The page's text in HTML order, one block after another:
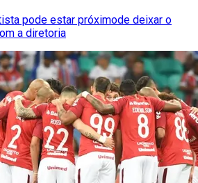
pode estar próximode deixar o
a diretoria